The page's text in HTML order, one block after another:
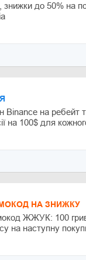
знижки до 50% на
Binance на ребейт
на 100$ для
НА ЗНИЖКУ
ЖЖУК: 100
на наступну